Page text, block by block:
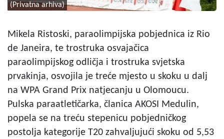
(Privatna arhiva)
Mikela Ristoski, paraolimpijska pobjednica iz Rio
de Janeira, te trostruka osvajačica
paraolimpijskog odličja i trostruka svjetska
prvakinja, osvojila je treće mjesto u skoku u dalj
na WPA Grand Prix natjecanju u Olomoucu.
Pulska paraatletičarka, članica AKOSI Medulin,
popela se na treću stepenicu pobjedničkog
postolja kategorije T20 zahvaljujući skoku od 5,53